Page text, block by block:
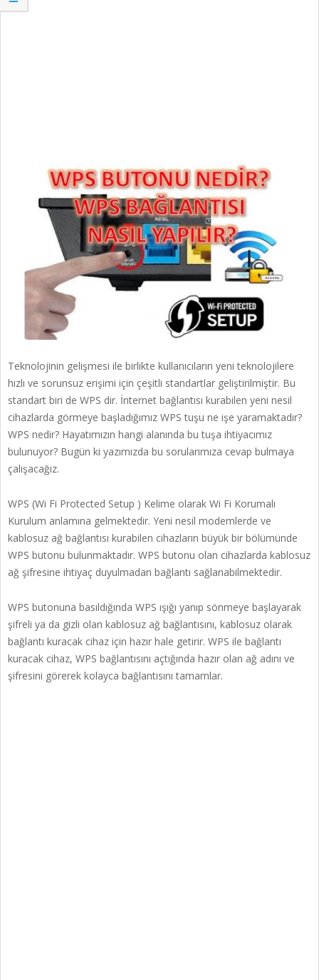
Teknolojinin gelişmesi ile birlikte kullanıcıların yeni teknolojilere
hızlı ve sorunsuz erişimi için çeşitli standartlar geliştirilmiştir. Bu
standart biri de WPS dir. İnternet bağlantısı kurabilen yeni nesil
cihazlarda görmeye başladığımız WPS tuşu ne işe yaramaktadır?
WPS nedir? Hayatımızın hangi alanında bu tuşa ihtiyacımız
bulunuyor? Bugün ki yazımızda bu sorularımıza cevap bulmaya
çalışacağız.
WPS (Wi Fi Protected Setup ) Kelime olarak Wi Fi Korumalı
Kurulum anlamına gelmektedir. Yeni nesil modemlerde ve
kablosuz ağ bağlantısı kurabilen cihazların büyük bir bölümünde
WPS butonu bulunmaktadır. WPS butonu olan cihazlarda kablosuz
ağ şifresine ihtiyaç duyulmadan bağlantı sağlanabilmektedir.
WPS butonuna basıldığında WPS ışığı yanıp sönmeye başlayarak
şifreli ya da gizli olan kablosuz ağ bağlantısını, kablosuz olarak
bağlantı kuracak cihaz için hazır hale getirir. WPS ile bağlantı
kuracak cihaz, WPS bağlantısını açtığında hazır olan ağ adını ve
şifresini görerek kolayca bağlantısını tamamlar.